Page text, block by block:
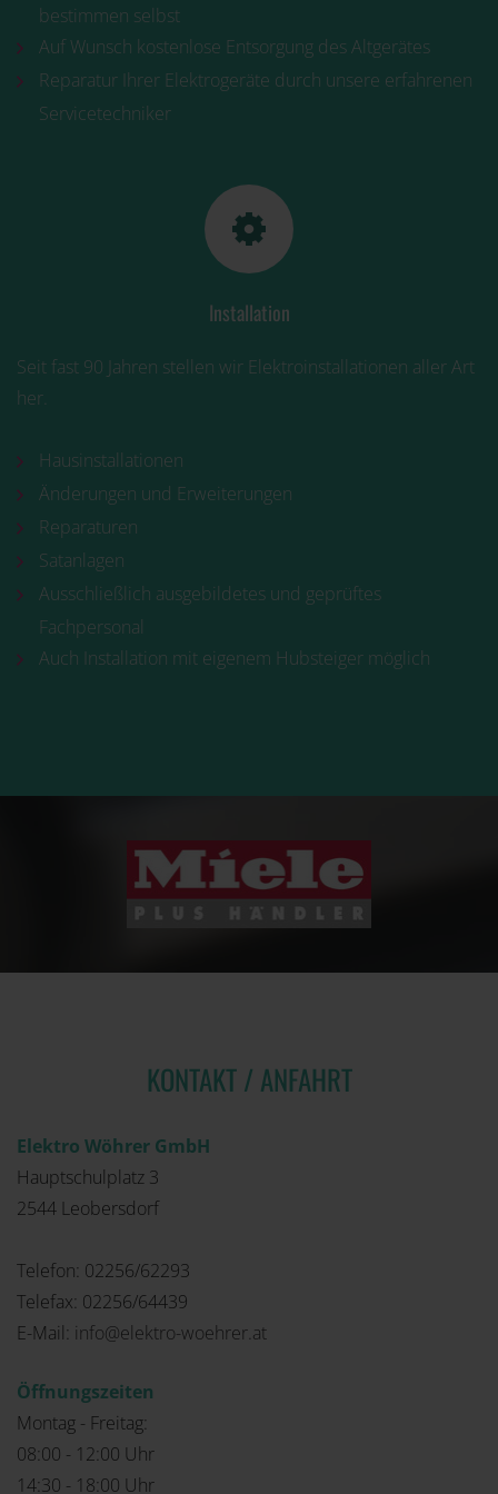
bestimmen selbst
Auf Wunsch kostenlose Entsorgung des Altgerätes
Reparatur Ihrer Elektrogeräte durch unsere erfahrenen
Servicetechniker
Installation
Seit fast 90 Jahren stellen wir Elektroinstallationen aller Art
her.
Hausinstallationen
Änderungen und Erweiterungen
Reparaturen
Satanlagen
Ausschließlich ausgebildetes und geprüftes
Fachpersonal
Auch Installation mit eigenem Hubsteiger möglich
KONTAKT/ ANFAHRT
Elektro Wöhrer GmbH
Hauptschulplatz 3
2544 Leobersdorf
Telefon: 02256/62293
Telefax: 02256/64439
E-Mail: info@elektro-woehrer.at
Öffnungszeiten
Montag - Freitag:
08:00 - 12:00 Uhr
14:30 - 18:00 Uhr